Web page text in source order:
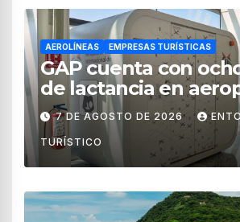
AEROLÍNEAS EMPRESAS TURÍSTICAS
GAP cuenta con
de lactancia en
de México
7 DE AGOSTO DE 2026
TURÍSTICO